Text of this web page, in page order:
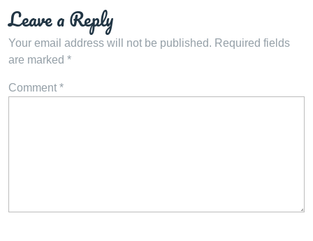
Leave a Reply
Your email address will not be published. Required fields
are marked *
Comment *